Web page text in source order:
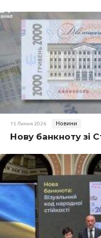
15 Липня 2026 Новини
Нову банкноту зі